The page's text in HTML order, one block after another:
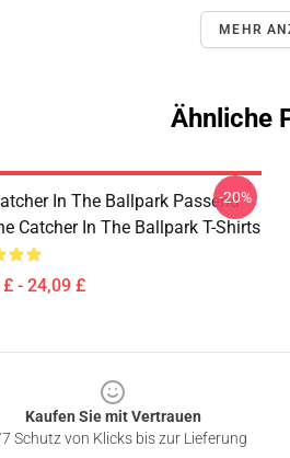
MEHR
Ähnliche
In The Ballpark Passend
Catcher In The Ballpark T-Shirts
- 24,09 £
-20%
Kaufen Sie mit Vertrauen
Schutz von Klicks bis zur Lieferung